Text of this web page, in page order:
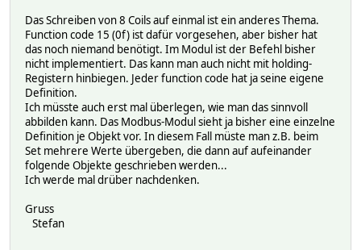
Das Schreiben von 8 Coils auf einmal ist ein anderes Thema.
Function code 15 (0f) ist dafür vorgesehen, aber bisher hat
das noch niemand benötigt. Im Modul ist der Befehl bisher
nicht implementiert. Das kann man auch nicht mit holding-
Registern hinbiegen. Jeder function code hat ja seine eigene
Definition.
Ich müsste auch erst mal überlegen, wie man das sinnvoll
abbilden kann. Das Modbus-Modul sieht ja bisher eine einzelne
Definition je Objekt vor. In diesem Fall müste man z.B. beim
Set mehrere Werte übergeben, die dann auf aufeinander
folgende Objekte geschrieben werden...
Ich werde mal drüber nachdenken.
Gruss
Stefan